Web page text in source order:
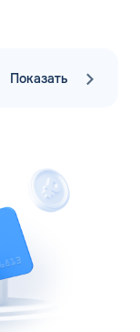
Показать